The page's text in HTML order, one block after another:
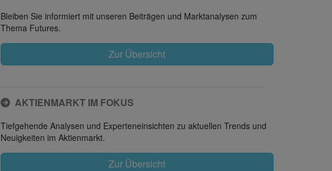
Bleiben Sie informiert mit unseren Beiträgen und Marktanalysen zum
Thema Futures.
Zur Übersicht
AKTIENMARKT IM FOKUS
Tiefgehende Analysen und Experteneinsichten zu aktuellen Trends und
Neuigkeiten im Aktienmarkt.
Zur Übersicht